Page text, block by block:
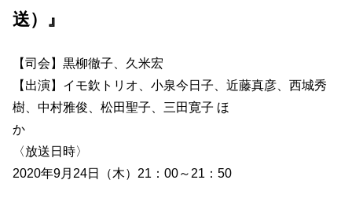
送）』
【司会】黒柳徹子、久米宏
【出演】イモ欽トリオ、小泉今日子、近藤真彦、西城秀
樹、中村雅俊、松田聖子、三田寛子 ほ
か
〈放送日時〉
2020年9月24日（木）21：00～21：50